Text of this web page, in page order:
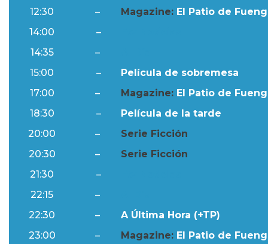
12:30
– Magazine: El Patio de
14:00
–
14:35
–
15:00
–
Película de sobremesa
17:00
– Magazine: El Patio de
18:30
–
Película de la tarde
20:00
–
Serie Ficción
20:30
–
Serie Ficción
21:30
–
22:15
–
22:30
–
A Última Hora (+TP)
23:00
– Magazine: El Patio de